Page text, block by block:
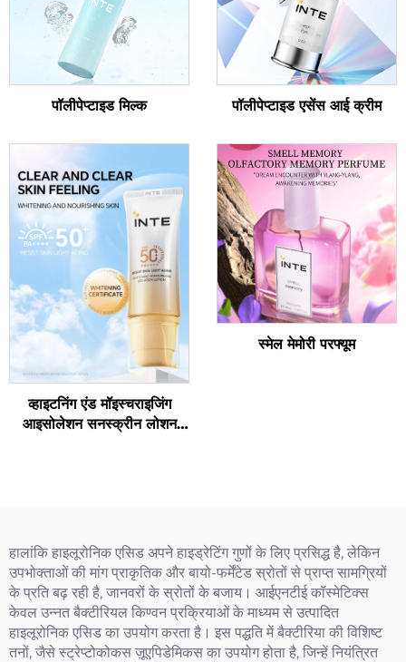
पॉलीपेप्टाइड मिल्क पॉलीपेप्टाइड एसेंस आई क्रीम
व्हाइटनिंग एंड मॉइस्चराइजिंग
आइसोलेशन सनस्क्रीन लोशन
स्मेल मेमोरी परफ्यूम
हालांकि हाइलूरोनिक एसिड अपने हाइड्रेटिंग गुणों के लिए प्रसिद्ध है, लेकिन
उपभोक्ताओं की मांग प्राकृतिक और बायो-फर्मेंटेड स्रोतों से प्राप्त सामग्रियों
के प्रति बढ़ रही है, जानवरों के स्रोतों के बजाय। आईएनटीई कॉस्मेटिक्स
केवल उन्नत बैक्टीरियल किण्वन प्रक्रियाओं के माध्यम से उत्पादित
हाइलूरोनिक एसिड का उपयोग करता है। इस पद्धति में बैक्टीरिया की विशिष्ट
तनों, जैसे स्ट्रेप्टोकोकस ज़ूएपिडेमिकस का उपयोग होता है, जिन्हें नियंत्रित